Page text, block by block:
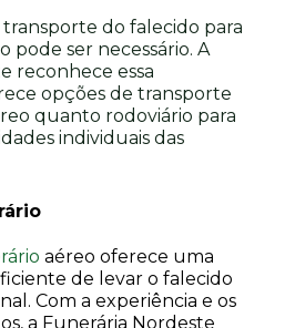
transporte do falecido para
pode ser necessário. A
reconhece essa
opções de transporte
quanto rodoviário para
individuais das
aéreo oferece uma
de levar o falecido
Com a experiência e os
a Funerária Nordeste